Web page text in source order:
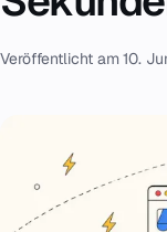
Notfall
08
Veröffentlicht am 10.